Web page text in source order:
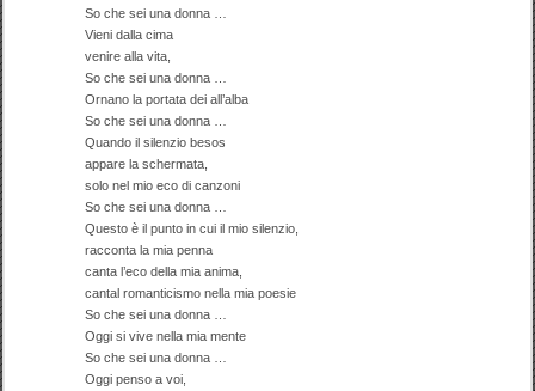
So che sei una donna …
Vieni dalla cima
venire alla vita,
So che sei una donna …
Ornano la portata dei all’alba
So che sei una donna …
Quando il silenzio besos
appare la schermata,
solo nel mio eco di canzoni
So che sei una donna …
Questo è il punto in cui il mio silenzio,
racconta la mia penna
canta l’eco della mia anima,
cantal romanticismo nella mia poesie
So che sei una donna …
Oggi si vive nella mia mente
So che sei una donna …
Oggi penso a voi,